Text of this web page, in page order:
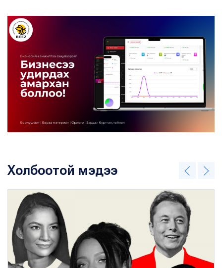
Холбоотой мэдээ